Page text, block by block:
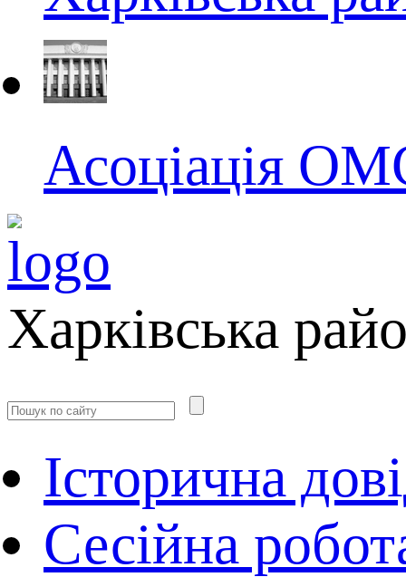
Асоціація
Харківська
Історична
Сесійна